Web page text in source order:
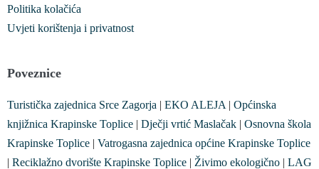
Politika kolačića
Uvjeti korištenja i privatnost
Poveznice
Turistička zajednica Srce Zagorja | EKO ALEJA | Općinska
knjižnica Krapinske Toplice | Dječji vrtić Maslačak | Osnovna škola
Krapinske Toplice | Vatrogasna zajednica općine Krapinske Toplice
| Reciklažno dvorište Krapinske Toplice | Živimo ekologično | LAG